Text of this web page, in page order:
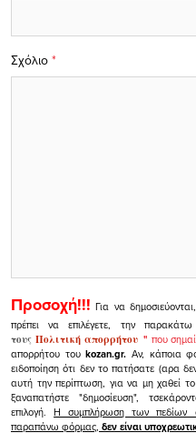
Σχόλιο *
Προσοχή!!! Για να
πρέπει να επιλέγετε, την παρακάτω
τουςΠολιτική απορρήτου" που
απορρήτου τουkozan.gr. Αν, κάποια
ειδοποίηση ότι δεν το πατήσατε (αρα
αυτή την περίπτωση, για να μη χαθεί
ξαναπατήστε "δημοσίευση",
επιλογή.Η συμπλήρωση των πεδίων
παραπάνω φόρμας, δεν είναι